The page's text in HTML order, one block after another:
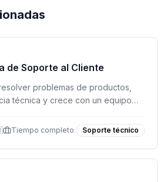
de Soporte al Cliente
problemas de productos,
técnica y crece con un equipo
Tiempo completo Soporte técnico